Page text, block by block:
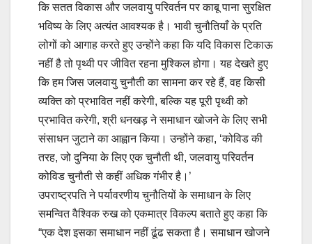
कि सतत विकास और जलवायु परिवर्तन पर काबू पाना सुरक्षित
भविष्य के लिए अत्यंत आवश्यक है। भावी चुनौतियाँ के प्रति
लोगों को आगाह करते हुए उन्होंने कहा कि यदि विकास टिकाऊ
नहीं है तो पृथ्वी पर जीवित रहना मुश्किल होगा। यह देखते हुए
कि हम जिस जलवायु चुनौती का सामना कर रहे हैं, वह किसी
व्यक्ति को प्रभावित नहीं करेगी, बल्कि यह पूरी पृथ्वी को
प्रभावित करेगी, श्री धनखड़ ने समाधान खोजने के लिए सभी
संसाधन जुटाने का आह्वान किया। उन्होंने कहा, ‘कोविड की
तरह, जो दुनिया के लिए एक चुनौती थी, जलवायु परिवर्तन
कोविड चुनौती से कहीं अधिक गंभीर है।’
उपराष्ट्रपति ने पर्यावरणीय चुनौतियों के समाधान के लिए
समन्वित वैश्विक रुख को एकमात्र विकल्प बताते हुए कहा कि
“एक देश इसका समाधान नहीं ढूंढ सकता है। समाधान खोजने